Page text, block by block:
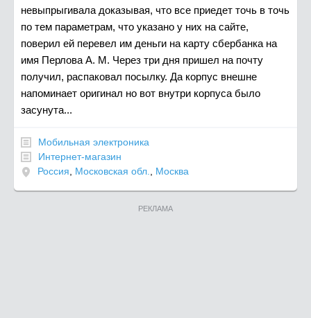
невыпрыгивала доказывая, что все приедет точь в точь
по тем параметрам, что указано у них на сайте,
поверил ей перевел им деньги на карту сбербанка на
имя Перлова А. М. Через три дня пришел на почту
получил, распаковал посылку. Да корпус внешне
напоминает оригинал но вот внутри корпуса было
засунута...
Мобильная электроника
Интернет-магазин
Россия, Московская обл., Москва
РЕКЛАМА